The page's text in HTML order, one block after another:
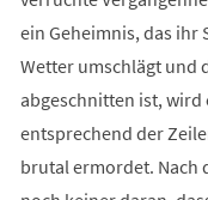
ein Geheimnis, das ihr
Wetter umschlägt und
abgeschnitten ist, wird
entsprechend der
brutal ermordet. Nach